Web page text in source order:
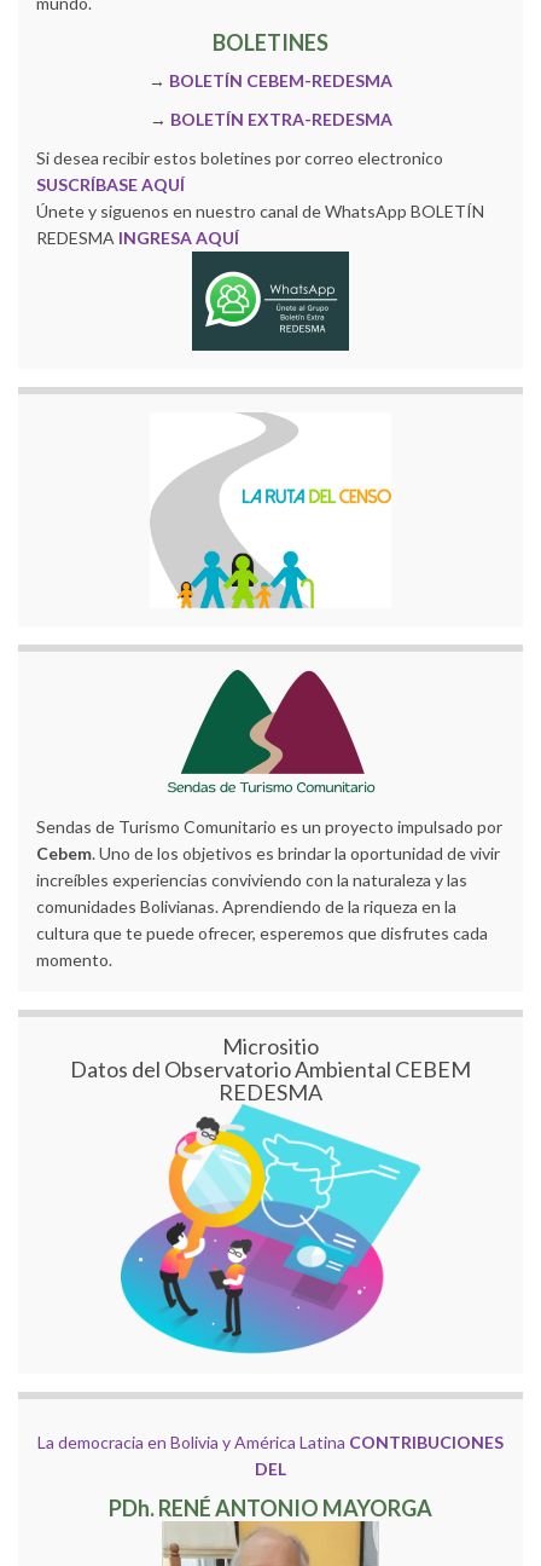
BOLETINES
→ BOLETÍN CEBEM-REDESMA
→ BOLETÍN EXTRA-REDESMA
Si desea recibir estos boletines por correo electronico
SUSCRÍBASE AQUÍ
Únete y siguenos en nuestro canal de WhatsApp BOLETÍN
REDESMA INGRESA AQUÍ
Sendas de Turismo Comunitario es un proyecto impulsado por
Cebem. Uno de los objetivos es brindar la oportunidad de vivir
increíbles experiencias conviviendo con la naturaleza y las
comunidades Bolivianas. Aprendiendo de la riqueza en la
cultura que te puede ofrecer, esperemos que disfrutes cada
momento.
Micrositio
Datos del Observatorio Ambiental CEBEM
REDESMA
La democracia en Bolivia y América Latina CONTRIBUCIONES
DEL
PDh. RENÉ ANTONIO MAYORGA